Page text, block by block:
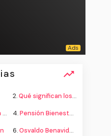
2.Qué significan los colores de la bandera
4.Pensión Bienestar adultos mayores
6.Osvaldo Benavides